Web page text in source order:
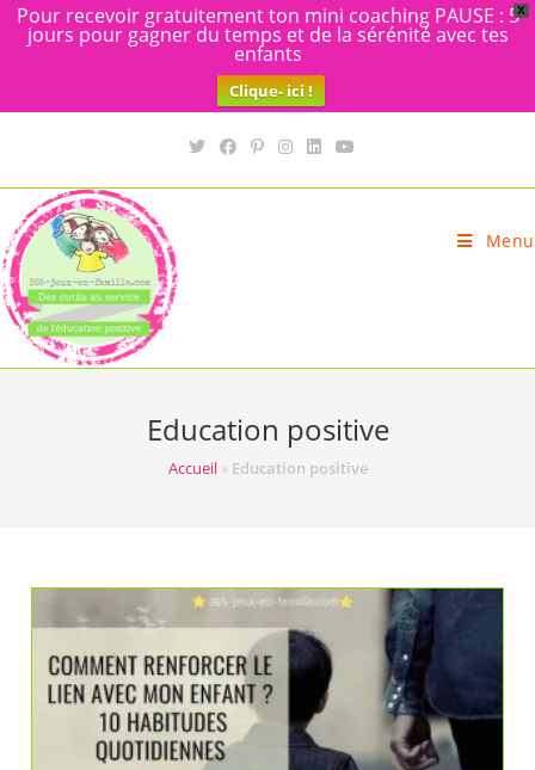
X
Pour recevoir gratuitement ton mini coaching PAUSE : 5
jours pour gagner du temps et de la sérénité avec tes
enfants
Clique- ici !
Menu
Education positive
Accueil» Education positive